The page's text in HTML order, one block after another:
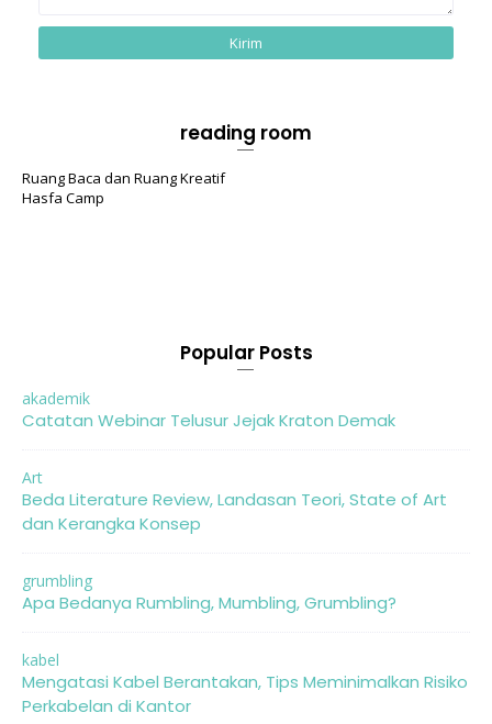
reading room
Ruang Baca dan Ruang Kreatif
Hasfa Camp
Popular Posts
akademik
Catatan Webinar Telusur Jejak Kraton Demak
Art
Beda Literature Review, Landasan Teori, State of Art
dan Kerangka Konsep
grumbling
Apa Bedanya Rumbling, Mumbling, Grumbling?
kabel
Mengatasi Kabel Berantakan, Tips Meminimalkan Risiko
Perkabelan di Kantor